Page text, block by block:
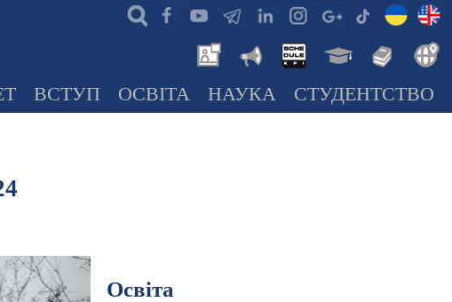
ВСТУП ОСВІТА НАУКА СТУДЕНТСТВО
Освіта